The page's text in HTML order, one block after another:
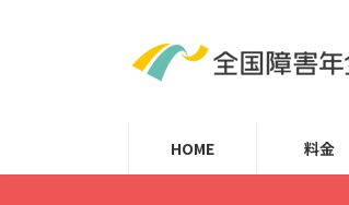
ス
ン
HOME 料金